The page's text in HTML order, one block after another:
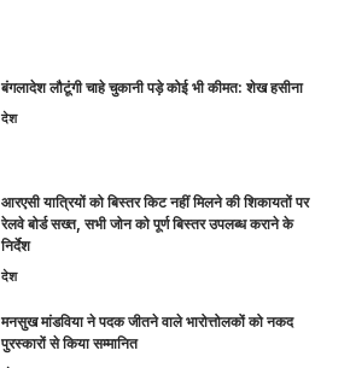
बंगलादेश लौटूंगी चाहे चुकानी पड़े कोई भी कीमत: शेख हसीना
देश
आरएसी यात्रियों को बिस्तर किट नहीं मिलने की शिकायतों पर
रेलवे बोर्ड सख्त, सभी जोन को पूर्ण बिस्तर उपलब्ध कराने के
निर्देश
देश
मनसुख मांडविया ने पदक जीतने वाले भारोत्तोलकों को नकद
पुरस्कारों से किया सम्मानित